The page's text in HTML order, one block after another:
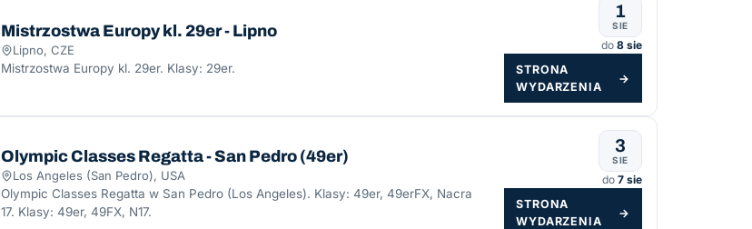
Mistrzostwa Europy kl. 29er - Lipno
Lipno, CZE
Mistrzostwa Europy kl. 29er. Klasy: 29er.
1
SIE
do 8 sie
STRONA
WYDARZENIA
→
Olympic Classes Regatta - San Pedro (49er)
Los Angeles (San Pedro), USA
Olympic Classes Regatta w San Pedro (Los Angeles). Klasy: 49er, 49erFX, Nacra
17. Klasy: 49er, 49FX, N17.
3
SIE
do 7 sie
STRONA
WYDARZENIA
→